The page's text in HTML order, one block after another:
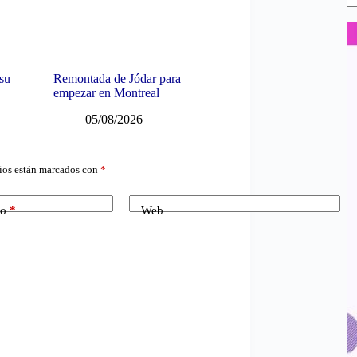
Remontada de Jódar para
empezar en Montreal
05/08/2026
están marcados con *
* Web